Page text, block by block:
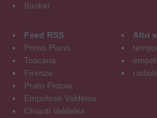
Basket
Feed RSS
Primo Piano
Toscana
Firenze
Prato Pistoia
Empolese Valdelsa
Chianti Valdelsa
Altri